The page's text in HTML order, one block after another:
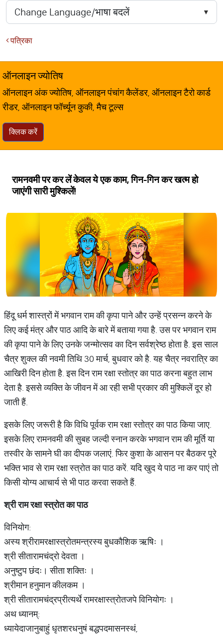
पत्रिका
ऑनलाइन ज्योतिष
ऑनलाइन अंक ज्योतिष, ऑनलाइन पंचांग कैलेंडर, ऑनलाइन टैरो कार्ड
रीडर, ऑनलाइन फॉर्च्यून कुकी, मैच टूल्स
क्लिक करें
रामनवमी पर कर लें केवल ये एक काम, गिन-गिन कर खत्‍म हो
जाएंगी सारी मुश्किलें!
हिंदू धर्म शास्‍त्रों में भगवान राम की कृपा पाने और उन्हें प्रसन्न करने के
लिए कई मंत्र और पाठ आदि के बारे में बताया गया है. उस पर भगवान राम
की कृपा पाने के लिए उनके जन्‍मोत्‍सव का दिन सर्वश्रेष्‍ठ होता है. इस साल
चैत्र शुक्‍ल की नवमी तिथि 30 मार्च, बुधवार को है. यह चैत्र नवरात्रि का
आखिरी दिन होता है. इस दिन राम रक्षा स्तोत्र का पाठ करना बहुत लाभ
देता है. इससे व्यक्ति के जीवन में आ रही सभी प्रकार की मुश्किलें दूर हो
जाती हैं.
इसके लिए जरूरी है कि विधि पूर्वक राम रक्षा स्तोत्र का पाठ किया जाए.
इसके लिए रामनवमी की सुबह जल्‍दी स्‍नान करके भगवान राम की मूर्ति या
तस्‍वीर के सामने घी का दीपक जलाएं. फिर कुशा के आसन पर बैठकर पूरे
भक्ति भाव से राम रक्षा स्त्रोत का पाठ करें. यदि खुद ये पाठ ना कर पाएं तो
किसी योग्‍य आचार्य से भी पाठ करवा सकते हैं.
श्रीरामरक्षास्त्रोतकापाठ
विनियोग:
अस्य श्रीरामरक्षास्त्रोतमन्त्रस्य बुधकौशिक ऋषिः ।
श्री सीतारामचंद्रो देवता ।
अनुष्टुप छंदः। सीता शक्तिः ।
श्रीमान हनुमान कीलकम ।
श्री सीतारामचंद्रप्रीत्यर्थे रामरक्षास्त्रोतजपे विनियोगः ।
अथ ध्यानम्:
ध्यायेदाजानुबाहुं धृतशरधनुषं बद्धपदमासनस्थं,